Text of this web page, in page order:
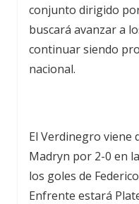
conjunto dirigido
buscará avanzar a
continuar siendo
nacional.
El Verdinegro viene
Madryn por 2-0 en
los goles de
Enfrente estará